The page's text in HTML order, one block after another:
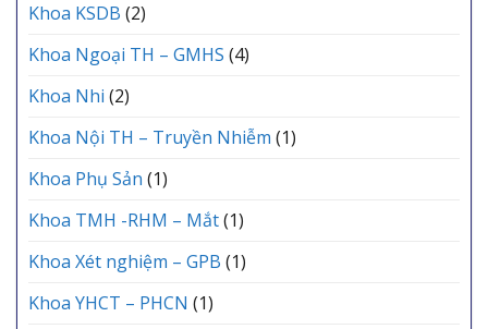
Khoa KSDB (2)
Khoa Ngoại TH – GMHS (4)
Khoa Nhi (2)
Khoa Nội TH – Truyền Nhiễm (1)
Khoa Phụ Sản (1)
Khoa TMH -RHM – Mắt(1)
Khoa Xét nghiệm – GPB (1)
Khoa YHCT – PHCN (1)